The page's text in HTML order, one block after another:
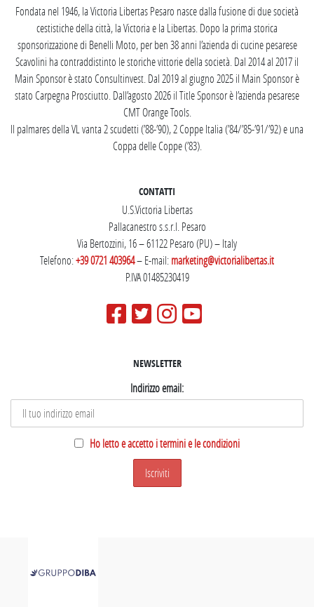
Fondata nel 1946, la Victoria Libertas Pesaro nasce dalla fusione di due società
cestistiche della città, la Victoria e la Libertas. Dopo la prima storica
sponsorizzazione di Benelli Moto, per ben 38 anni l’azienda di cucine pesarese
Scavolini ha contraddistinto le storiche vittorie della società. Dal 2014 al 2017 il
Main Sponsor è stato Consultinvest. Dal 2019 al giugno 2025 il Main Sponsor è
stato Carpegna Prosciutto. Dall’agosto 2026 il Title Sponsor è l’azienda pesarese
CMT Orange Tools.
Il palmares della VL vanta 2 scudetti (’88-’90), 2 Coppe Italia (’84/’85-’91/’92) e una
Coppa delle Coppe (’83).
CONTATTI
U.S.Victoria Libertas
Pallacanestro s.s.r.l. Pesaro
Via Bertozzini, 16 – 61122 Pesaro (PU) – Italy
Telefono:+39 0721 403964– E-mail:marketing@victorialibertas.it
P.IVA 01485230419
NEWSLETTER
Indirizzo email:
Ho letto e accetto i termini e le condizioni